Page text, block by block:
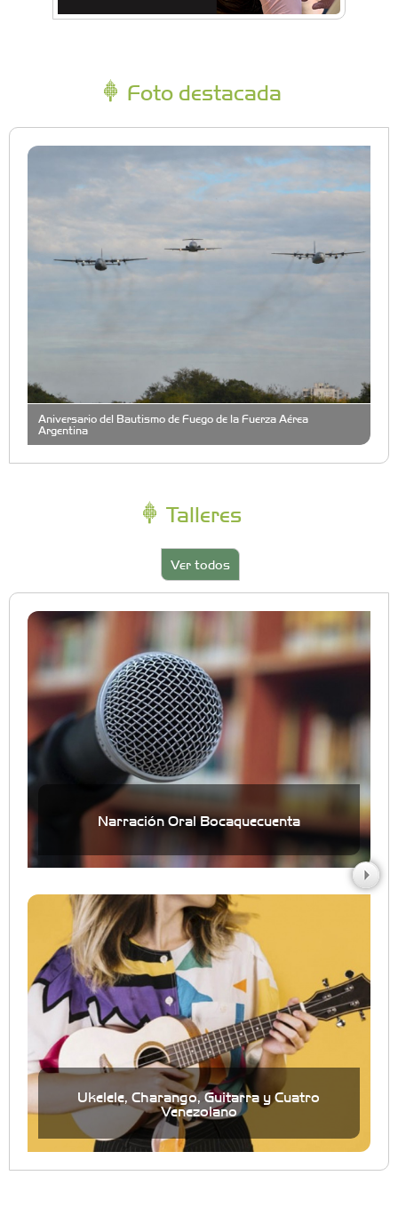
Foto destacada
Aniversario del Bautismo de Fuego de la Fuerza Aérea
Argentina
Talleres
Ver todos
Narración Oral Bocaquecuenta
Ukelele, Charango, Guitarra y Cuatro
Venezolano